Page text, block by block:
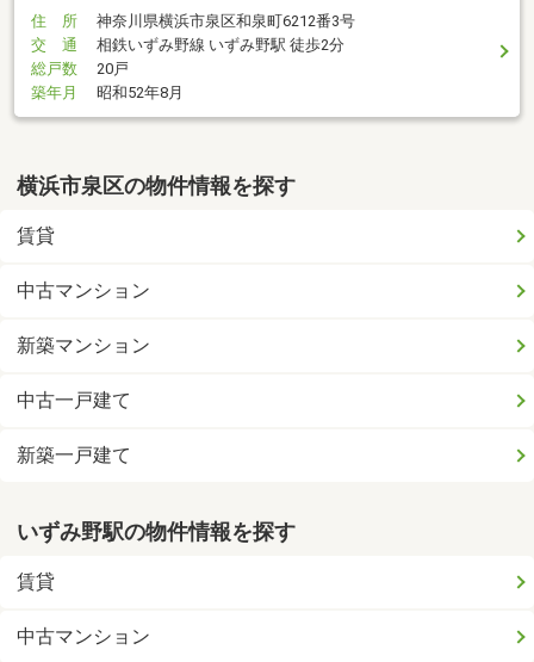
住 所
神奈川県横浜市泉区和泉町6212番3号
交 通
相鉄いずみ野線 いずみ野駅 徒歩2分
総戸数
20戸
築年月
昭和52年8月
横浜市泉区の物件情報を探す
賃貸
中古マンション
新築マンション
中古一戸建て
新築一戸建て
いずみ野駅の物件情報を探す
賃貸
中古マンション